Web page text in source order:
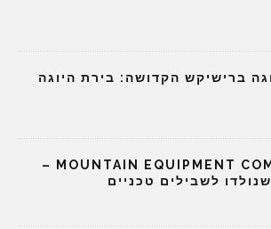
ברישיקש הקדושה: בירת היוגה
מבחן שטח: MOUNTAIN EQUIPMENT COMICI –
לשבילים טכניים